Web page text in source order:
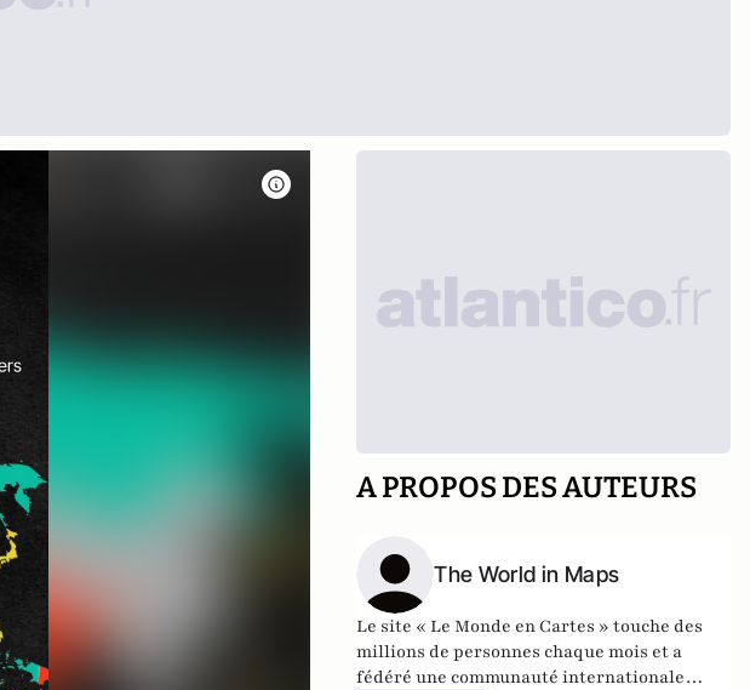
A PROPOS DES AUTEURS
The World in Maps
Le site « Le Monde en Cartes » touche des
millions de personnes chaque mois et a
fédéré une communauté internationale